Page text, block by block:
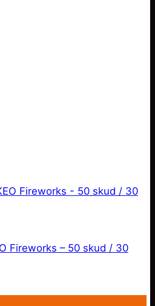
Fireworks – 50 skud / 30